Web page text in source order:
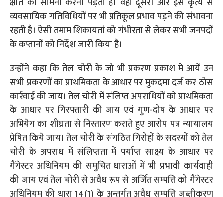
क्षति का सामना करना पड़ता है। वहीं दूसरी ओर इस कृत्य से
व्यवसायिक गतिविधियों पर भी प्रतिकूल प्रभाव पड़ने की संभावना
रहती है। ऐसी तमाम शिकायतां को गंभीरता से लेकर सभी जनपदों
के कप्तानों को निर्देश जारी किया है।
उन्होंने कहा कि तेल चोरी के जो भी प्रकरण प्रकाश मे आयें उन
सभी प्रकरणों का प्राथमिकता के आधार पर मुकदमा दर्ज कर ठोस
कार्रवाई की जाय। तेल चोरी में संलिप्त अपराधियों को प्राथमिकता
के आधार पर गिरफ्तारी की जाय एवं गुण-दोष के आधार पर
अभियेग का शीघ्रता से निस्तारण कराते हुए आरोप पत्र न्यायालय
प्रेषित किये जाय। तेल चोरी के संगठित गिरोहों के सदस्यों को तेल
चोरी के अपराध में संलिप्तता में पर्याप्त साक्ष्य के आधार पर
गैंगेस्टर अधिनियम की समुचित धाराओं में भी प्रभावी कार्यवाही
की जाय एवं तेल चोरी से अवैध रूप से अर्जित सम्पत्ति को गैंगेस्टर
अधिनियम की धारा 14(1) के अन्तर्गत अवैध सम्पत्ति जब्तीकरण